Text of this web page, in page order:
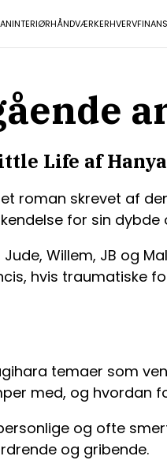
INTERIØRHÅNDVÆRKERHVERVFINANS
Life af
roman skrevet af
for sin
Willem, JB og
hvis traumatiske
temaer som
med, og hvordan
og ofte
og gribende.